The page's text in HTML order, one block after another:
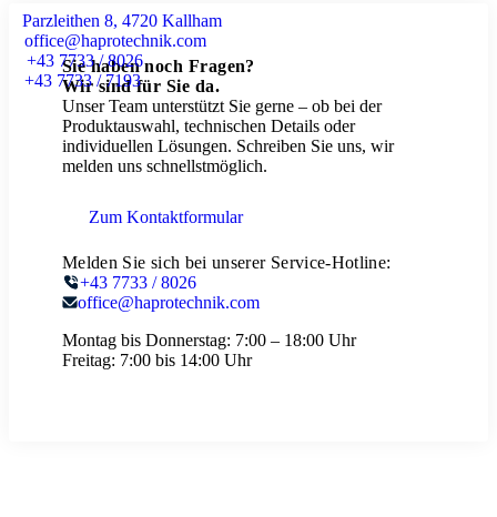
Parzleithen 8, 4720 Kallham
office@haprotechnik.com
+43 7733 / 8026
+43 7733 / 7193
Sie haben noch Fragen?
Wir sind für Sie da.
Unser Team unterstützt Sie gerne – ob bei der
Produktauswahl, technischen Details oder
individuellen Lösungen. Schreiben Sie uns, wir
melden uns schnellstmöglich.
Zum Kontaktformular
Melden Sie sich bei unserer Service-Hotline:
+43 7733 / 8026
office@haprotechnik.com
Montag bis Donnerstag: 7:00 – 18:00 Uhr
Freitag: 7:00 bis 14:00 Uhr